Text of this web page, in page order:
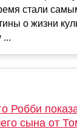
стали
о жизни
...
Робби
сына от